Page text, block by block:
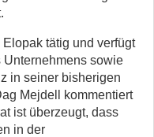
tätig und verfügt
Unternehmens sowie
in seiner bisherigen
Mejdell kommentiert
ist überzeugt, dass
in der